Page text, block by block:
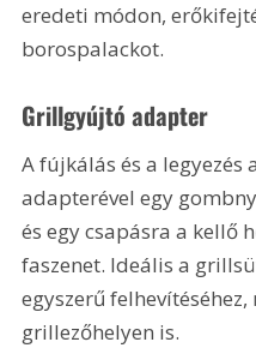
eredeti módon,
borospalackot.
Grillgyújtó adapter
A fújkálás és a
adapterével egy
és egy csapásra a kellő
faszenet. Ideális a
egyszerű
grillezőhelyen is.